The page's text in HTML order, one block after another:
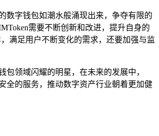
数字钱包如潮水般涌现出来，争夺有限的
需要不断创新和改进，提升自身的
满足用户不断变化的需求，还要加强与监
领域闪耀的明星，在未来的发展中，
全的服务，推动数字资产行业朝着更加健